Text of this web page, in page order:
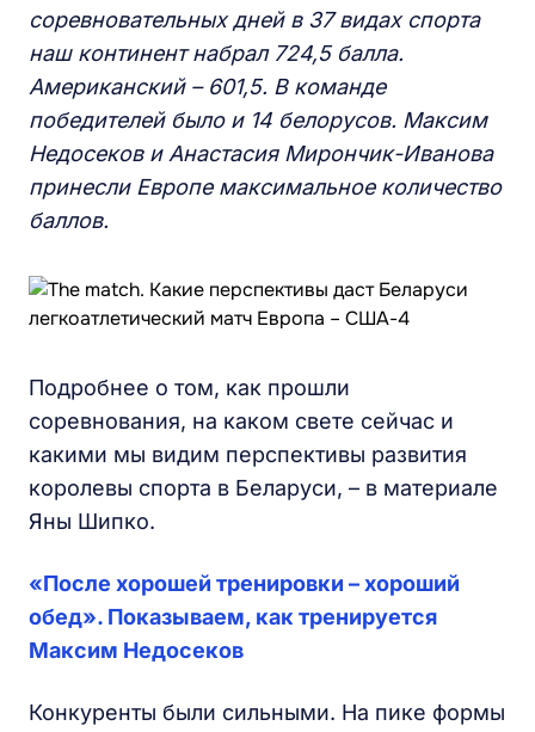
соревновательных дней в 37 видах спорта
наш континент набрал 724,5 балла.
Американский – 601,5. В команде
победителей было и 14 белорусов. Максим
Недосеков и Анастасия Мирончик-Иванова
принесли Европе максимальное количество
баллов.
Подробнее о том, как прошли
соревнования, на каком свете сейчас и
какими мы видим перспективы развития
королевы спорта в Беларуси, – в материале
Яны Шипко.
«После хорошей тренировки – хороший
обед». Показываем, как тренируется
Максим Недосеков
Конкуренты были сильными. На пике формы